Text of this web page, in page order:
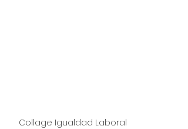
Collage Igualdad Laboral